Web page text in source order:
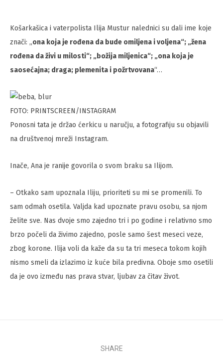
Košarkašica i vaterpolista Ilija Mustur nalednici su dali ime koje
znači: „ona koja je rođena da bude omiljena i voljena“; „žena
rođena da živi u milosti“; „božija miljenica“; „ona koja je
saosećajna; draga; plemenita i požrtvovana“…
FOTO: PRINTSCREEN/INSTAGRAM
Ponosni tata je držao ćerkicu u naručju, a fotografiju su objavili
na društvenoj mreži Instagram.
Inače, Ana je ranije govorila o svom braku sa Ilijom.
– Otkako sam upoznala Iliju, prioriteti su mi se promenili. To
sam odmah osetila. Valjda kad upoznate pravu osobu, sa njom
želite sve. Nas dvoje smo zajedno tri i po godine i relativno smo
brzo počeli da živimo zajedno, posle samo šest meseci veze,
zbog korone. Ilija voli da kaže da su ta tri meseca tokom kojih
nismo smeli da izlazimo iz kuće bila predivna. Oboje smo osetili
da je ovo između nas prava stvar, ljubav za čitav život.
SHARE